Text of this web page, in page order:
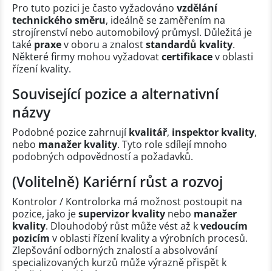
Pro tuto pozici je často vyžadováno vzdělání
technického směru, ideálně se zaměřením na
strojírenství nebo automobilový průmysl. Důležitá je
také praxev oboru a znaloststandardů kvality.
Některé firmy mohou vyžadovatcertifikacev oblasti
řízení kvality.
Související pozice a alternativní
názvy
Podobné pozice zahrnujíkvalitář, inspektor kvality,
nebo manažer kvality. Tyto role sdílejí mnoho
podobných odpovědností a požadavků.
(Volitelně) Kariérní růst a rozvoj
Kontrolor / Kontrolorka má možnost postoupit na
pozice, jako jesupervizor kvality nebo manažer
kvality. Dlouhodobý růst může vést až kvedoucím
pozicím v oblasti řízení kvality a výrobních procesů.
Zlepšování odborných znalostí a absolvování
specializovaných kurzů může výrazně přispět k